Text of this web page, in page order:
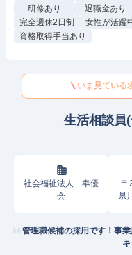
研修あり
退職金あり
完全週休2日制
女性が活躍
資格取得手当あり
いま見ている
生活相談員
社会福祉法人 奉優
会
〒
県
管理職候補の採用です！事